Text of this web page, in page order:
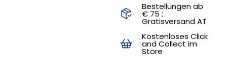
Bestellungen ab
€ 75 :
Gratisversand AT
Kostenloses Click
and Collect im
Store